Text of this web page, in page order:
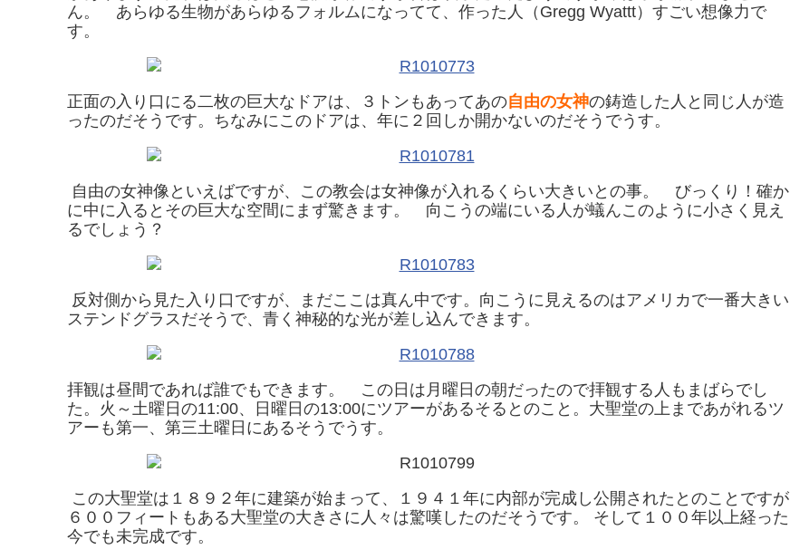
ん。 あらゆる生物があらゆるフォルムになってて、作った人（Gregg Wyattt）すごい想像力で
す。
正面の入り口にる二枚の巨大なドアは、３トンもあってあの自由の女神の鋳造した人と同じ人が造
ったのだそうです。ちなみにこのドアは、年に２回しか開かないのだそうでうす。
自由の女神像といえばですが、この教会は女神像が入れるくらい大きいとの事。 びっくり！確か
に中に入るとその巨大な空間にまず驚きます。 向こうの端にいる人が蟻んこのように小さく見え
るでしょう？
反対側から見た入り口ですが、まだここは真ん中です。向こうに見えるのはアメリカで一番大きい
ステンドグラスだそうで、青く神秘的な光が差し込んできます。
拝観は昼間であれば誰でもできます。 この日は月曜日の朝だったので拝観する人もまばらでし
た。火～土曜日の11:00、日曜日の13:00にツアーがあるそるとのこと。大聖堂の上まであがれるツ
アーも第一、第三土曜日にあるそうでうす。
この大聖堂は１８９２年に建築が始まって、１９４１年に内部が完成し公開されたとのことですが
６００フィートもある大聖堂の大きさに人々は驚嘆したのだそうです。 そして１００年以上経った
今でも未完成です。